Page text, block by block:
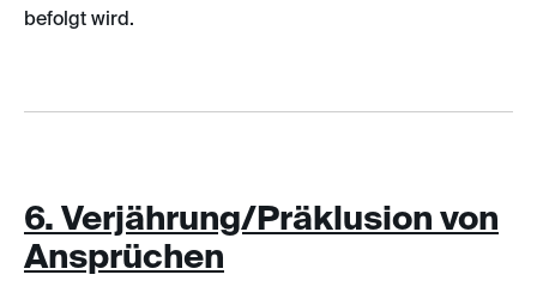
befolgt wird.
6. Verjährung/Präklusion von
Ansprüchen